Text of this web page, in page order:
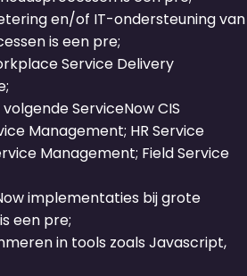
en/of IT-ondersteuning van
is een pre;
Service Delivery
ServiceNow CIS
Management; HR Service
Management; Field Service
implementaties bij grote
een pre;
in tools zoals Javascript,